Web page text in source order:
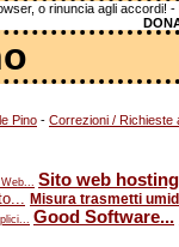
o rinuncia agli accordi! -
Pino - Correzioni / Richieste
Sito web
Misura trasmetti
Good Software...